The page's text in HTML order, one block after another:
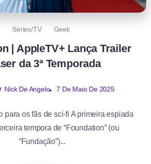
Séries/TV Geek
| AppleTV+ Lança Trailer
da 3ª Temporada
Nick De Angelo 7 De Maio De 2025
para os fãs de sci-fi A primeira espiada
tempora de “Foundation” (ou
“Fundação”)...